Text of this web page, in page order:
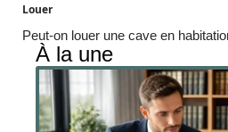
Louer
Peut-on louer une cave en
À la une